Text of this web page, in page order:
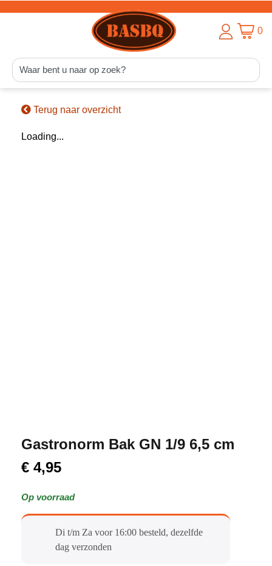
0
Terug naar overzicht
Loading...
Gastronorm Bak GN 1/9 6,5 cm
€ 4,95
Op voorraad
Di t/m Za voor 16:00 besteld, dezelfde
dag verzonden​